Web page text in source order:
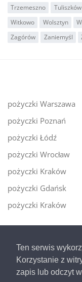
Ten serwis
Korzystanie z
zapis lub odczyt
Trzemeszno
Tuliszków
Witkowo
Wolsztyn
Zagórów
Zaniemyśl
pożyczki Warszawa
pożyczki Poznań
pożyczki Łódź
pożyczki Wrocław
pożyczki Kraków
pożyczki Gdańsk
pożyczki Kraków
Ekspert kredytowy
bezpiecznego